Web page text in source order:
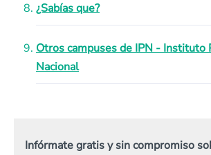
¿Sabías que?
Otros campuses de IPN - Instituto
Nacional
Infórmate gratis y sin compromiso